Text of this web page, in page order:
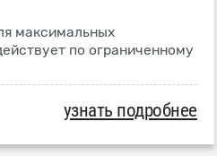
максимальных
по ограниченному
узнать подробнее